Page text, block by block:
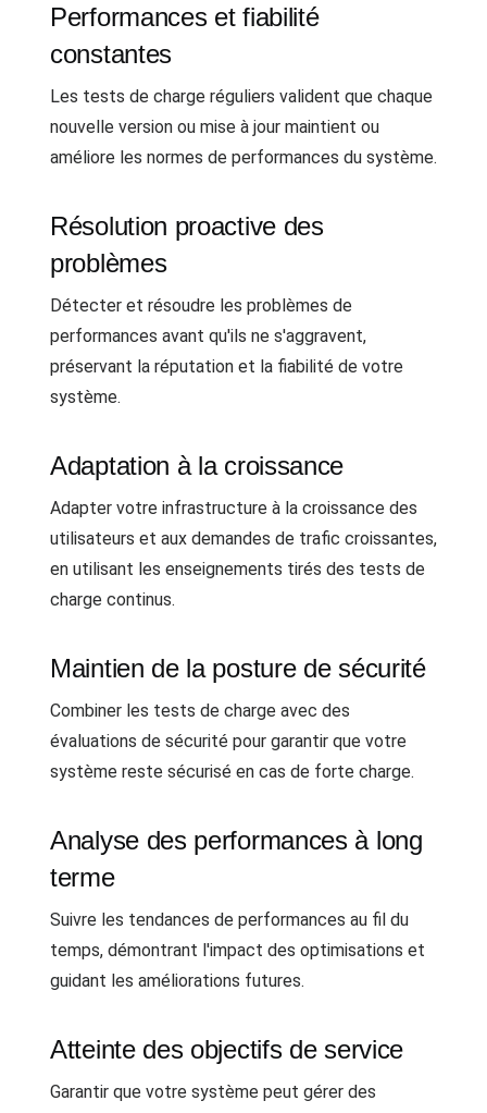
Performances et fiabilité
constantes
Les tests de charge réguliers valident que chaque
nouvelle version ou mise à jour maintient ou
améliore les normes de performances du système.
Résolution proactive des
problèmes
Détecter et résoudre les problèmes de
performances avant qu'ils ne s'aggravent,
préservant la réputation et la fiabilité de votre
système.
Adaptation à la croissance
Adapter votre infrastructure à la croissance des
utilisateurs et aux demandes de trafic croissantes,
en utilisant les enseignements tirés des tests de
charge continus.
Maintien de la posture de sécurité
Combiner les tests de charge avec des
évaluations de sécurité pour garantir que votre
système reste sécurisé en cas de forte charge.
Analyse des performances à long
terme
Suivre les tendances de performances au fil du
temps, démontrant l'impact des optimisations et
guidant les améliorations futures.
Atteinte des objectifs de service
Garantir que votre système peut gérer des